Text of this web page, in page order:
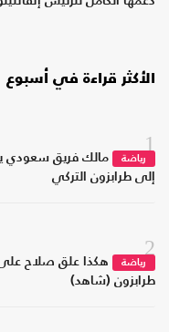
الأكثر قراءة في أسبوع
1
رياضة
مالك فريق سعودي
إلى طرابزون التركي
2
رياضة
هكذا علق صلاح على
طرابزون (شاهد)